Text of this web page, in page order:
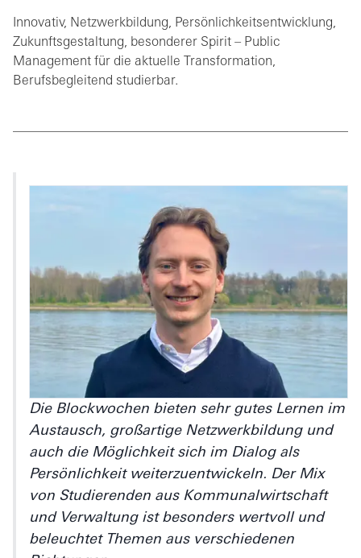
Innovativ, Netzwerkbildung, Persönlichkeitsentwicklung,
Zukunftsgestaltung, besonderer Spirit – Public
Management für die aktuelle Transformation,
Berufsbegleitend studierbar.
Die Blockwochen bieten sehr gutes Lernen im
Austausch, großartige Netzwerkbildung und
auch die Möglichkeit sich im Dialog als
Persönlichkeit weiterzuentwickeln. Der Mix
von Studierenden aus Kommunalwirtschaft
und Verwaltung ist besonders wertvoll und
beleuchtet Themen aus verschiedenen